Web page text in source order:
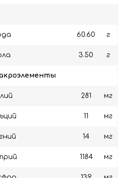
60.60 г
3.50 г
281 мг
11 мг
14 мг
1184 мг